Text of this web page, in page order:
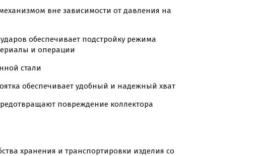
вне зависимости от давления на
обеспечивает подстройку режима
и операции
стали
обеспечивает удобный и надежный хват
повреждение коллектора
хранения и транспортировки изделия со